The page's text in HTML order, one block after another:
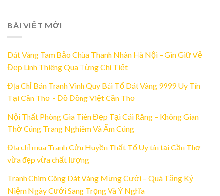
BÀI VIẾT MỚI
Dát Vàng Tam Bảo Chùa Thanh Nhàn Hà Nội – Gìn Giữ Vẻ
Đẹp Linh Thiêng Qua Từng Chi Tiết
Địa Chỉ Bán Tranh Vinh Quy Bái Tổ Dát Vàng 9999 Uy Tín
Tại Cần Thơ – Đồ Đồng Việt Cần Thơ
Nội Thất Phòng Gia Tiên Đẹp Tại Cái Răng – Không Gian
Thờ Cúng Trang Nghiêm Và Ấm Cúng
Địa chỉ mua Tranh Cửu Huyền Thất Tổ Uy tín tại Cần Thơ
vừa đẹp vừa chất lượng
Tranh Chim Công Dát Vàng Mừng Cưới – Quà Tặng Kỷ
Niệm Ngày Cưới Sang Trọng Và Ý Nghĩa